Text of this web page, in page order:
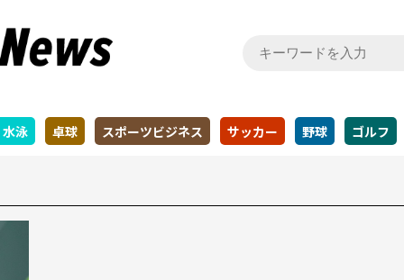
水泳 卓球 スポーツビジネス サッカー 野球 ゴルフ